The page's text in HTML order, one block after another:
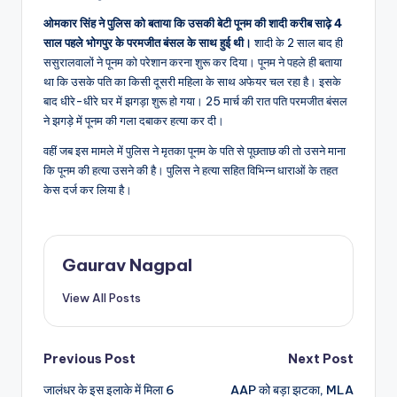
ओमकार सिंह ने पुलिस को बताया कि उसकी बेटी पूनम की शादी करीब साढ़े 4
साल पहले भोगपुर के परमजीत बंसल के साथ हुई थी। शादी के 2 साल बाद ही
ससुरालवालों ने पूनम को परेशान करना शुरू कर दिया। पूनम ने पहले ही बताया
था कि उसके पति का किसी दूसरी महिला के साथ अफेयर चल रहा है। इसके
बाद धीरे-धीरे घर में झगड़ा शुरू हो गया। 25 मार्च की रात पति परमजीत बंसल
ने झगड़े में पूनम की गला दबाकर हत्या कर दी।
वहीं जब इस मामले में पुलिस ने मृतका पूनम के पति से पूछताछ की तो उसने माना
कि पूनम की हत्या उसने की है। पुलिस ने हत्या सहित विभिन्न धाराओं के तहत
केस दर्ज कर लिया है।
Gaurav Nagpal
View All Posts
Post
Previous Post
जालंधर के इस इलाके में मिला 6
Next Post
AAP को बड़ा झटका, MLA